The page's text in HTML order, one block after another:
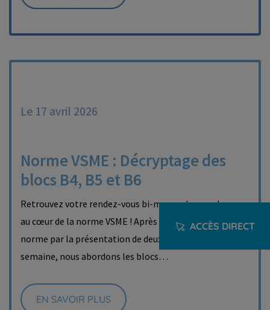
ACCÈS DIRECT
Le 17 avril 2026
Norme VSME : Décryptage des
blocs B4, B5 et B6
Retrouvez votre rendez-vous bi-mensuel pour plonger
au cœur de la norme VSME ! Après l'illustration de la
norme par la présentation de deux rapports, cette
semaine, nous abordons les blocs…
EN SAVOIR PLUS